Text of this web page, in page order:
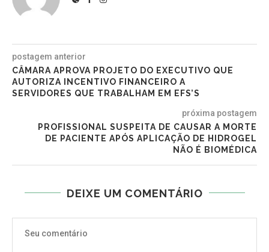
postagem anterior
CÂMARA APROVA PROJETO DO EXECUTIVO QUE
AUTORIZA INCENTIVO FINANCEIRO A
SERVIDORES QUE TRABALHAM EM EFS’S
próxima postagem
PROFISSIONAL SUSPEITA DE CAUSAR A MORTE
DE PACIENTE APÓS APLICAÇÃO DE HIDROGEL
NÃO É BIOMÉDICA
DEIXE UM COMENTÁRIO